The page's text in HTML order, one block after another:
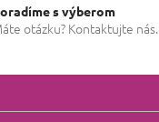
s výberom
otázku? Kontaktujte nás.